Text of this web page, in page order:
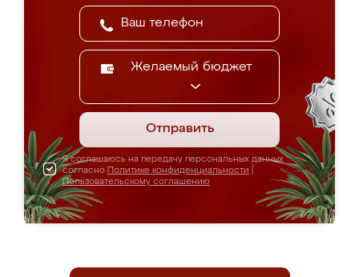
Желаемый бюджет
Отправить
Я соглашаюсь на передачу персональных данных
согласно Политике конфиденциальности
Пользовательскому соглашению